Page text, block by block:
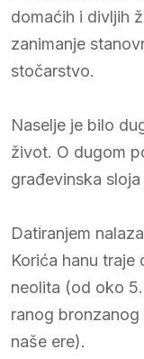
domaćih i divljih
zanimanje
stočarstvo.
Naselje je bilo
život. O dugom
građevinska sloja
Datiranjem
Korića hanu
neolita (od oko
ranog
naše ere).